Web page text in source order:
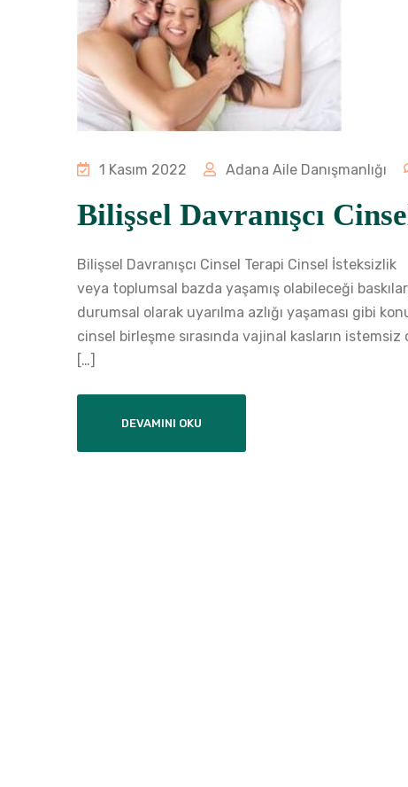
1 Kasım 2022 Adana Aile Danışmanlığı
Bilişsel Davranışcı
Bilişsel Davranışcı Cinsel Terapi Cinsel
veya toplumsal bazda yaşamış olabileceği
durumsal olarak uyarılma azlığı yaşaması gibi
cinsel birleşme sırasında vajinal kasların
[…]
DEVAMINI OKU